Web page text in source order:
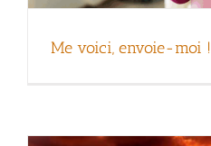
Me voici, envoie-moi !